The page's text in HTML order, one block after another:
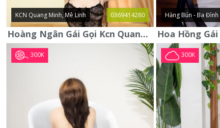
KCN Quang Minh, Mê Linh 0369414280
Hoàng Ngân Gái Gọi Kcn Quang Minh - Mê Linh . Hàng Vip Lần Đầu
Hàng Bún - Ba Đình
300K 300K